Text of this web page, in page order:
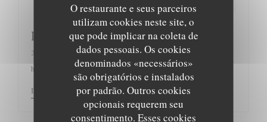
O restaurante e seus parceiros
utilizam cookies neste site, o
que pode implicar na coleta de
dados pessoais. Os cookies
denominados «necessários»
são obrigatórios e instalados
por padrão. Outros cookies
opcionais requerem seu
consentimento. Esses cookies
paris worldwide
26/03/2018
https://user-knp0wia.cld.bz/Paris-Worldwide-ndeg23
LER O ARTIGO((ABRE NUMA NOVA JANELA))
VER O ARTIGO DA IMPRENSA